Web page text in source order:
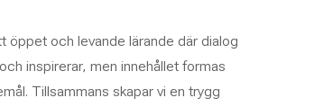
öppet och levande lärande där dialog
inspirerar, men innehållet formas
Tillsammans skapar vi en trygg